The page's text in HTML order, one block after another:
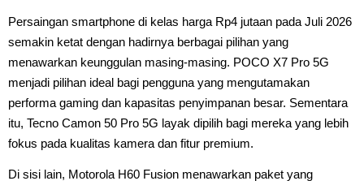
Persaingan smartphone di kelas harga Rp4 jutaan pada Juli 2026
semakin ketat dengan hadirnya berbagai pilihan yang
menawarkan keunggulan masing-masing. POCO X7 Pro 5G
menjadi pilihan ideal bagi pengguna yang mengutamakan
performa gaming dan kapasitas penyimpanan besar. Sementara
itu, Tecno Camon 50 Pro 5G layak dipilih bagi mereka yang lebih
fokus pada kualitas kamera dan fitur premium.
Di sisi lain, Motorola H60 Fusion menawarkan paket yang